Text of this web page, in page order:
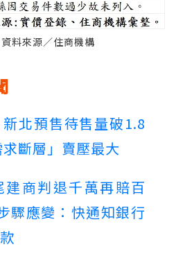
料來源／住商機構
北預售待售量破1.8
斷層」賣壓最大
建商判退千萬再賠百
驟應變：快通知銀行